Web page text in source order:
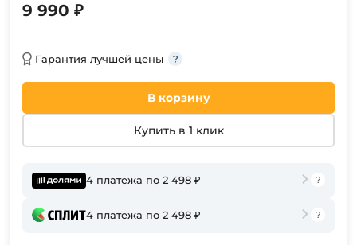
9 990 ₽
Гарантия лучшей цены
В корзину
Купить в 1 клик
4 платежа по 2 498 ₽
4 платежа по 2 498 ₽